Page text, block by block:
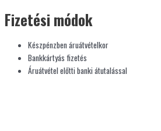
Fizetési módok
Készpénzben áruátvételkor
Bankkártyás fizetés
Áruátvétel előtti banki átutalással